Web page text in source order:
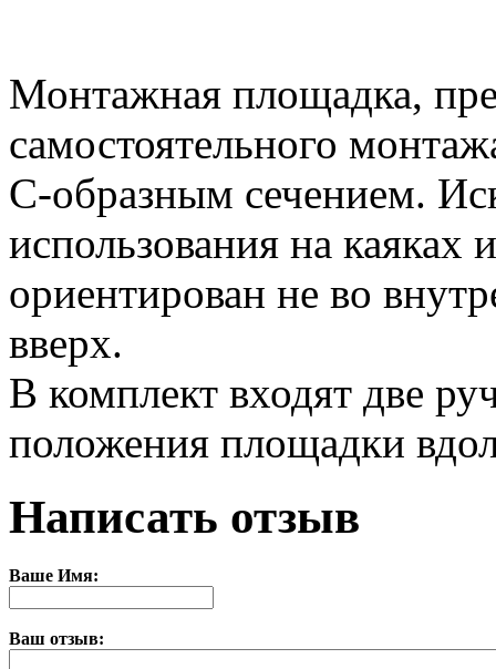
Монтажная площадка,
самостоятельного
С-образным сечением.
использования на каяках
ориентирован не во
вверх.
В комплект входят две
положения площадки
Написать отзыв
Ваше Имя:
Ваш отзыв: